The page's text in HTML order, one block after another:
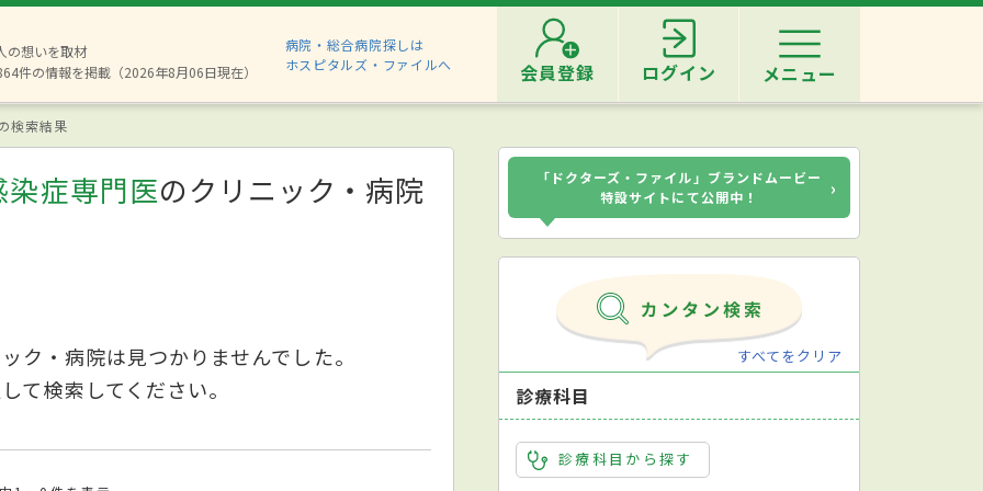
の想いを取材
件の情報を掲載（2026年8月06日現在）
病院・総合病院探しは
ホスピタルズ・ファイルへ
会員登録 ログイン メニュー
検索結果
症専門医のクリニック・病院
ク・病院は見つかりませんでした。
て検索してください。
「ドクターズ・ファイル」ブランドムービー
特設サイトにて公開中！
›
すべてをクリア
診療科目
診療科目から探す